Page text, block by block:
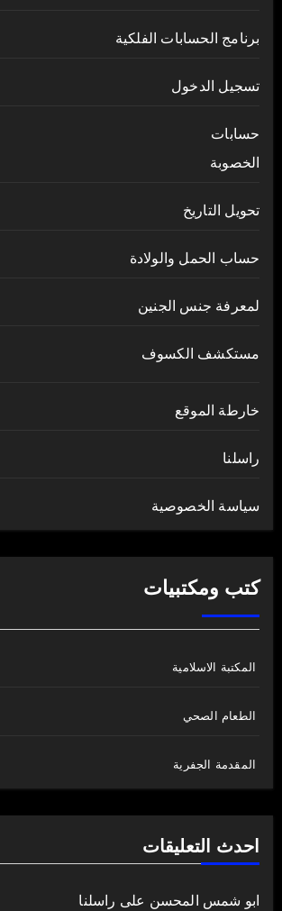
برنامج الحسابات الفلكية
تسجيل الدخول
حسابات
الخصوبة
تحويل التاريخ
حساب الحمل والولادة
لمعرفة جنس الجنين
مستكشف الكسوف
خارطة الموقع
راسلنا
سياسة الخصوصية
كتب ومكتبيات
المكتبة الاسلامية
الطعام الصحي
المقدمة الجفرية
احدث التعليقات
ابو شمس المحسن على راسلنا